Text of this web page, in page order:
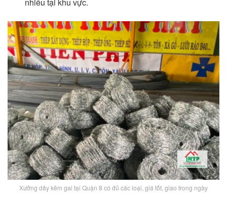
nhiều tại khu vực.
Xưởng dây kẽm gai tại Quận 8 có đủ các loại, giá tốt, giao trong ngày